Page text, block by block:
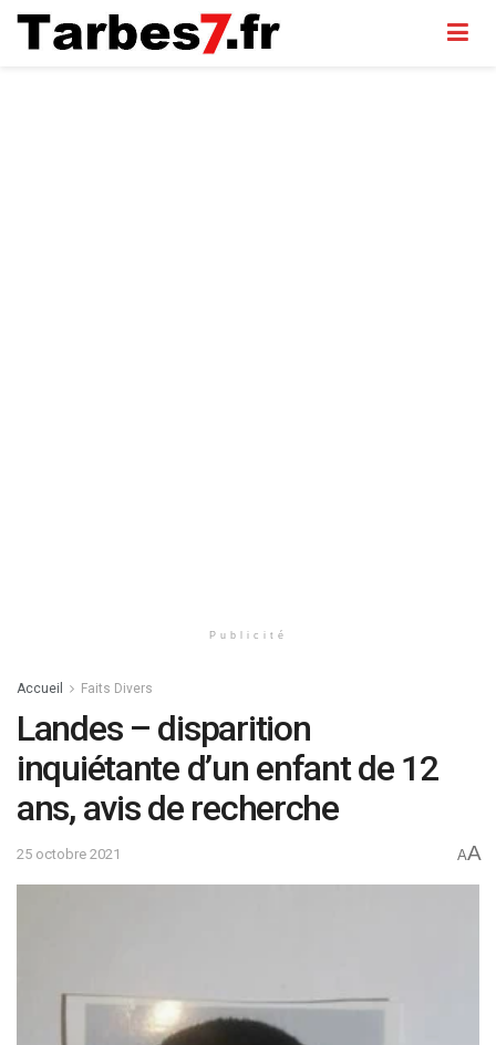
Publicité
Accueil Faits Divers
Landes – disparition
inquiétante d’un enfant de 12
ans, avis de recherche
25 octobre 2021 AA